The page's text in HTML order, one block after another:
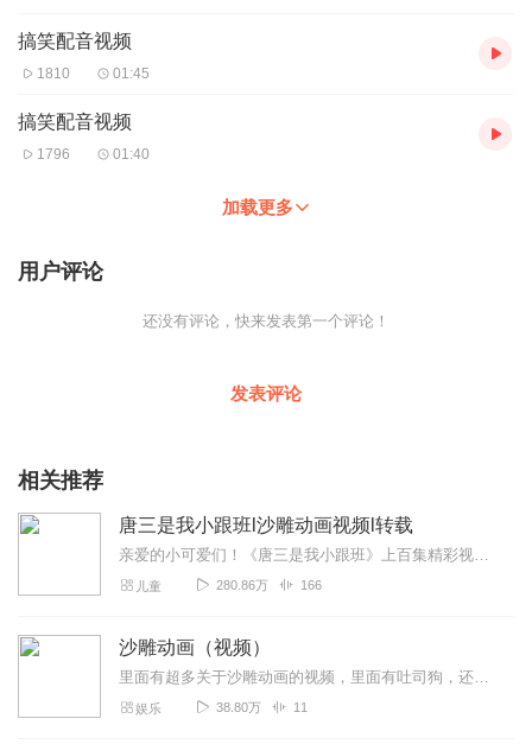
搞笑配音视频
1810 01:45
搞笑配音视频
1796 01:40
加载更多
用户评论
还没有评论，快来发表第一个评论！
发表评论
相关推荐
唐三是我小跟班l沙雕动画视频l转载
亲爱的小可爱们！《唐三是我小跟班》上百集精彩视频连载，不定时更新，希望喜欢的小可爱们，听后留下你的小票票，小赞赞和评论哦！
儿童 280.86万 166
沙雕动画（视频）
里面有超多关于沙雕动画的视频，里面有吐司狗，还有其他的那些沙雕动画的人物，大家也可以在这里面看一下哈
娱乐 38.80万 11